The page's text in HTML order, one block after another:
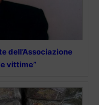
dell’Associazione
vittime”